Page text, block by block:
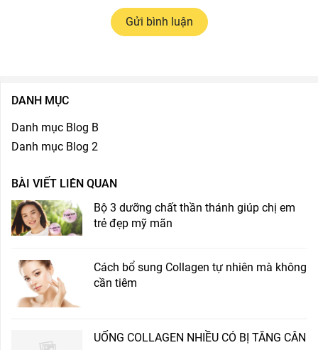
Gửi bình luận
DANH MỤC
Danh mục Blog B
Danh mục Blog 2
BÀI VIẾT LIÊN QUAN
Bộ 3 dưỡng chất thần thánh giúp chị em
trẻ đẹp mỹ mãn
Cách bổ sung Collagen tự nhiên mà không
cần tiêm
UỐNG COLLAGEN NHIỀU CÓ BỊ TĂNG CÂN